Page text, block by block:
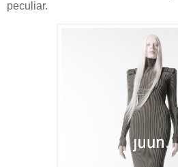
peculiar.